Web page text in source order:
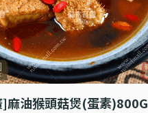
麻油猴頭菇煲(蛋素)800G